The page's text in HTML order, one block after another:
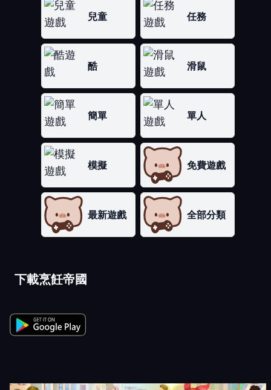
兒童 任務
酷 滑鼠
簡單 單人
模擬 免費遊戲
最新遊戲 全部分類
下載烹飪帝國